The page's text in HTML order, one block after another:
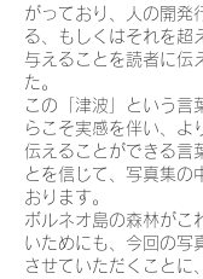
がっており、人の開発
る、もしくはそれを超
与えることを読者に伝
た。
この「津波」という言
らこそ実感を伴い、よ
伝えることができる言
とを信じて、写真集の
おります。
ボルネオ島の森林がこ
いためにも、今回の写
させていただくことに